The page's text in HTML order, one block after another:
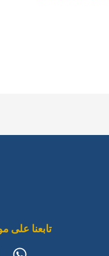
تابعنا على